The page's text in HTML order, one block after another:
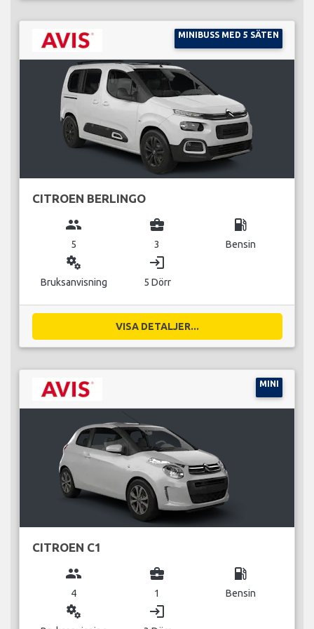
MINIBUSS MED 5 SÄTEN
CITROEN BERLINGO
group
5
business_center
3
local_gas_station
Bensin
miscellaneous_services
Bruksanvisning
login
5 Dörr
VISA DETALJER...
MINI
CITROEN C1
group
4
business_center
1
local_gas_station
Bensin
miscellaneous_services login